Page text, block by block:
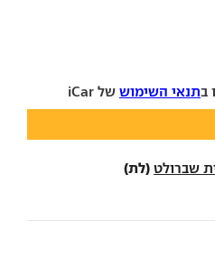
בתנאי השימוש של iCar
(לת)